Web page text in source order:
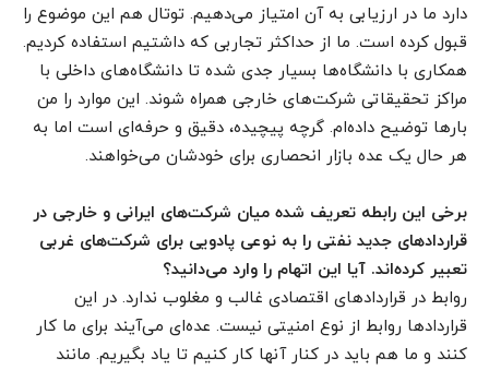
دارد ما در ارزیابی به آن امتیاز می‌دهیم. توتال هم این موضوع را
قبول کرده است. ما از حداکثر تجاربی که داشتیم استفاده کردیم.
همکاری با دانشگاه‌ها بسیار جدی شده تا دانشگاه‌های داخلی با
مراکز تحقیقاتی شرکت‌های خارجی همراه شوند. این موارد را من
بارها توضیح داده‌ام. گرچه پیچیده، دقیق و حرفه‌ای است اما به
هر حال یک عده بازار انحصاری برای خودشان می‌خواهند.
برخی این رابطه تعریف شده میان شرکت‌های ایرانی و خارجی در
قراردادهای جدید نفتی را به نوعی پادویی برای شرکت‌های غربی
تعبیر کرده‌اند. آیا این اتهام را وارد می‌دانید؟
روابط در قراردادهای اقتصادی غالب و مغلوب ندارد. در این
قراردادها روابط از نوع امنیتی نیست. عده‌ای می‌آیند برای ما کار
کنند و ما هم باید در کنار آنها کار کنیم تا یاد بگیریم. مانند